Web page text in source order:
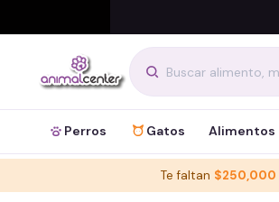
Perros Gatos Alimentos
Te faltan $250,000